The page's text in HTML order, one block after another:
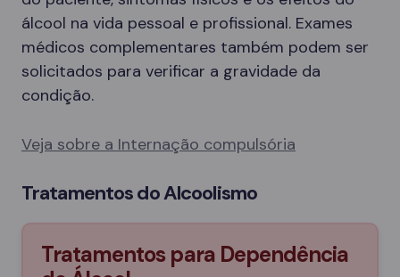
álcool na vida pessoal e profissional. Exames
médicos complementares também podem ser
solicitados para verificar a gravidade da
condição.
Veja sobre a Internação compulsória
Tratamentos do Alcoolismo
Tratamentos para Dependência